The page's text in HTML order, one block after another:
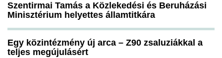
Szentirmai Tamás a Közlekedési és Beruházási
Minisztérium helyettes államtitkára
Egy közintézmény új arca – Z90 zsaluziákkal a
teljes megújulásért